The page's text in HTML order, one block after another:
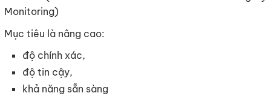
Monitoring)
Mục tiêu là nâng cao:
độ chính xác,
độ tin cậy,
khả năng sẵn sàng